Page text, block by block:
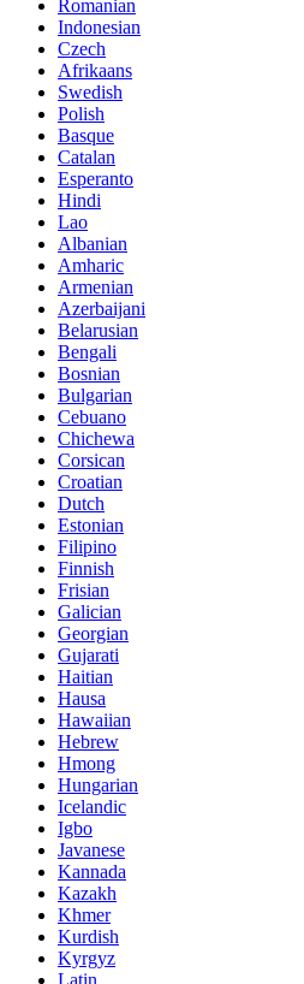
Romanian
Indonesian
Czech
Afrikaans
Swedish
Polish
Basque
Catalan
Esperanto
Hindi
Lao
Albanian
Amharic
Armenian
Azerbaijani
Belarusian
Bengali
Bosnian
Bulgarian
Cebuano
Chichewa
Corsican
Croatian
Dutch
Estonian
Filipino
Finnish
Frisian
Galician
Georgian
Gujarati
Haitian
Hausa
Hawaiian
Hebrew
Hmong
Hungarian
Icelandic
Igbo
Javanese
Kannada
Kazakh
Khmer
Kurdish
Kyrgyz
Latin